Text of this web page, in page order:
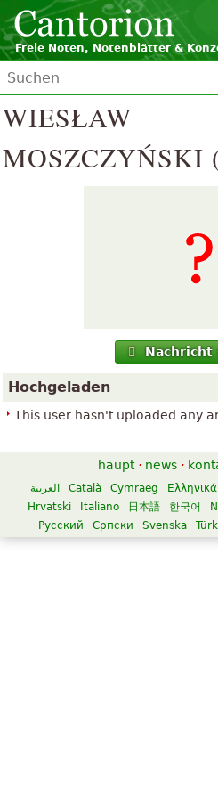
Freie Noten, Notenblätter &
WIESŁAW
MOSZCZYŃSKI
Nachricht
Hochgeladen
This user hasn't uploaded any
haupt · news ·
العربية Català Cymraeg Ελληνικά
Hrvatski
Italiano 日本語 한국어
Русский
Српски Svenska